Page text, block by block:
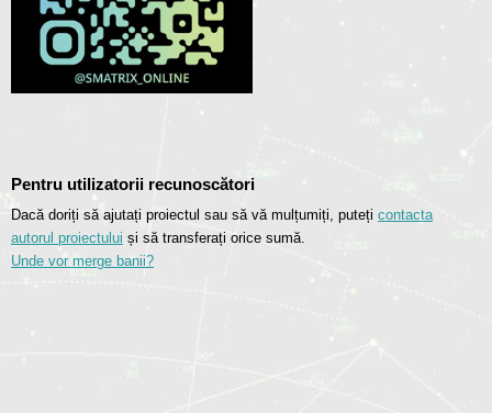
Pentru utilizatorii recunoscători
Dacă doriți să ajutați proiectul sau să vă mulțumiți, puteți contacta
autorul proiectului și să transferați orice sumă.
Unde vor merge banii?